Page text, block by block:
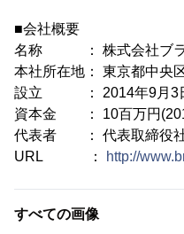
■会社概要
名称 ： 株式会社ブ
本社所在地： 東京都中
設立 ： 2014年9月3
資本金 ： 10百万円
代表者 ： 代表取締役
URL ：
http://
すべての画像